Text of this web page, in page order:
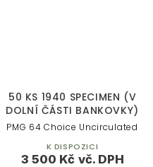
50 KS 1940 SPECIMEN (V
DOLNÍ ČÁSTI BANKOVKY)
3 500 Kč
PMG 64 Choice Uncirculated
K DISPOZICI